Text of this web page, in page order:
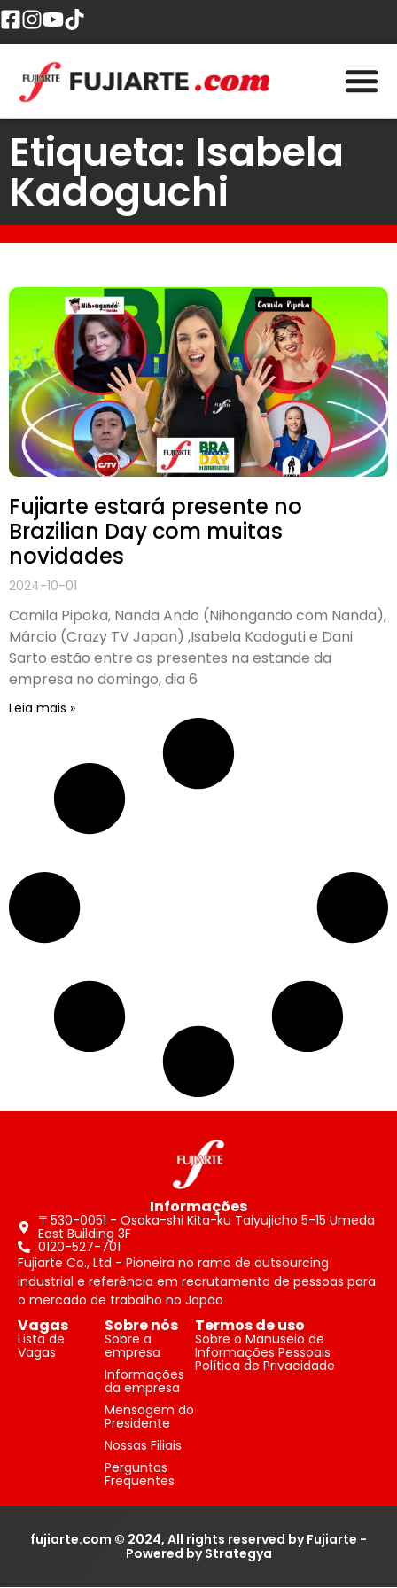
Etiqueta: Isabela
Kadoguchi
Fujiarte estará presente no
Brazilian Day com muitas
novidades
2024-10-01
Camila Pipoka, Nanda Ando (Nihongando com Nanda),
Márcio (Crazy TV Japan) ,Isabela Kadoguti e Dani
Sarto estão entre os presentes na estande da
empresa no domingo, dia 6
Leia mais »
Informações
〒530-0051 - Osaka-shi Kita-ku Taiyujicho 5-15 Umeda
East Building 3F
0120-527-701
Fujiarte Co., Ltd - Pioneira no ramo de outsourcing
industrial e referência em recrutamento de pessoas para
o mercado de trabalho no Japão
Vagas
Lista de
Vagas
Sobre nós
Sobre a
empresa
Informações
da empresa
Mensagem do
Presidente
Nossas Filiais
Perguntas
Frequentes
Termos de uso
Sobre o Manuseio de
Informações Pessoais
Política de Privacidade
fujiarte.com © 2024, All rights reserved by Fujiarte -
Powered by Strategya